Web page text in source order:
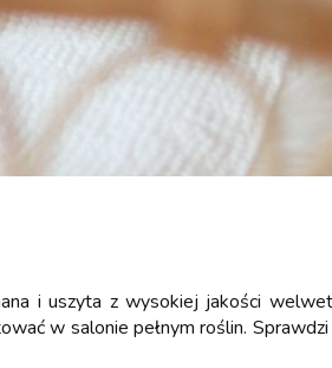
i uszyta z wysokiej jakości
w salonie pełnym roślin.